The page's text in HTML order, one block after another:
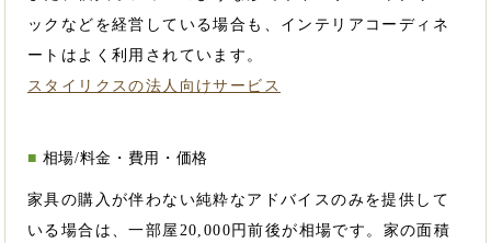
ックなどを経営している場合も、インテリアコーディネ
ートはよく利用されています。
スタイリクスの法人向けサービス
相場/料金・費用・価格
家具の購入が伴わない純粋なアドバイスのみを提供して
いる場合は、一部屋20,000円前後が相場です。家の面積